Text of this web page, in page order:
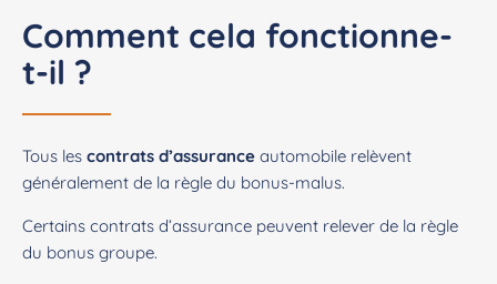
Comment cela fonctionne-
t-il ?
Tous les contrats d’assurance automobile relèvent
généralement de la règle du bonus-malus.
Certains contrats d’assurance peuvent relever de la règle
du bonus groupe.